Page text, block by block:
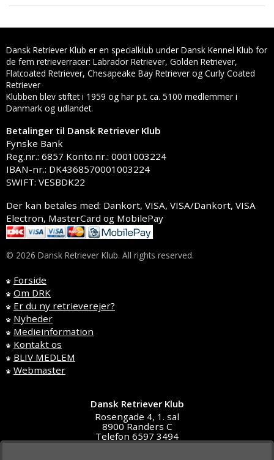
Dansk Retriever Klub er en specialklub under Dansk Kennel Klub for
de fem retrieverracer: Labrador Retriever, Golden Retriever,
Flatcoated Retriever, Chesapeake Bay Retriever og Curly Coated
Retriever
Klubben blev stiftet i 1959 og har p.t. ca. 5100 medlemmer i
Danmark og udlandet.
Betalinger til Dansk Retriever Klub
Fynske Bank
Reg.nr.: 6857 Konto.nr.: 0001003224
IBAN-nr.: DK4368570001003224
SWIFT: VESBDK22
Der kan betales med: Dankort, VISA, VISA/Dankort, VISA
Electron, MasterCard og MobilePay
© 2026 Dansk Retriever Klub. All rights reserved.
Forside
Om DRK
Er du ny retrieverejer?
Nyheder
Medieinformation
Kontakt os
BLIV MEDLEM
Webmaster
Dansk Retriever Klub
Rosengade 4, 1. sal
8900 Randers C
Telefon 6597 3494